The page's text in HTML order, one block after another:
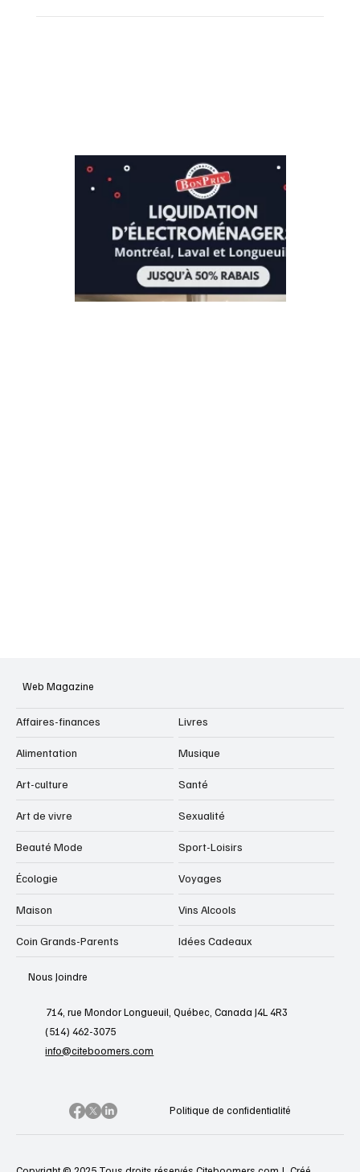
Web Magazine
Affaires-finances
Alimentation
Art-culture
Art de vivre
Beauté Mode
Écologie
Maison
Coin Grands-Parents
Livres
Musique
Santé
Sexualité
Sport-Loisirs
Voyages
Vins Alcools
Idées Cadeaux
Nous Joindre
714, rue Mondor Longueuil, Québec, Canada J4L 4R3
(514) 462-3075
info@citeboomers.com
Politique de confidentialité